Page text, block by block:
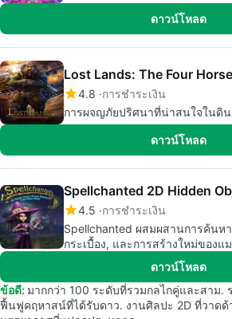
ดาวน์โหลด
Lost Lands: The Four
4.8 การชำระเงิน
การผจญภัยปริศนาที่น่าสนใจในดิ
ดาวน์โหลด
4.5 การชำระเงิน
Spellchanted ผสมผสานการค้นห
กระเบื้อง, และการสร้างใหม่ของ
ดาวน์โหลด
ข้อดี: มากกว่า 100 ระดับที่รวมกลไกคู่และสาม.
ฟื้นฟูคฤหาสน์ที่ได้รับดาว. งานศิลปะ 2D ที่วาด